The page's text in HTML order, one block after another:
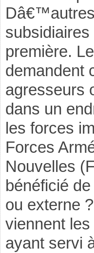
première.
demandent
agresseurs
dans un
les forces
Forces
Nouvelles
bénéficié
ou externe
viennent
ayant servi